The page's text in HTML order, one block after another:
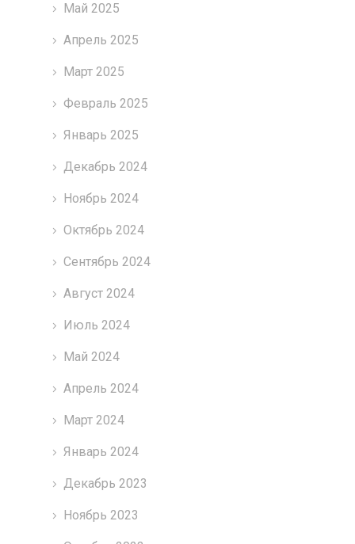
Май 2025
Апрель 2025
Март 2025
Февраль 2025
Январь 2025
Декабрь 2024
Ноябрь 2024
Октябрь 2024
Сентябрь 2024
Август 2024
Июль 2024
Май 2024
Апрель 2024
Март 2024
Январь 2024
Декабрь 2023
Ноябрь 2023